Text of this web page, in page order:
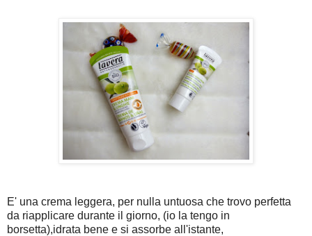
E' una crema leggera, per nulla untuosa che trovo perfetta
da riapplicare durante il giorno, (io la tengo in
borsetta),idrata bene e si assorbe all'istante,